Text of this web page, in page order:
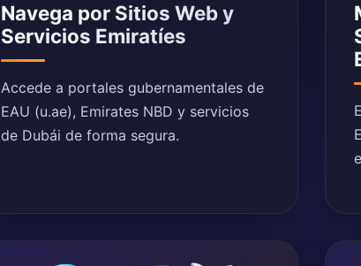
Navega por Sitios Web y
Servicios Emiratíes
Accede a portales gubernamentales de
EAU (u.ae), Emirates NBD y servicios
de Dubái de forma segura.